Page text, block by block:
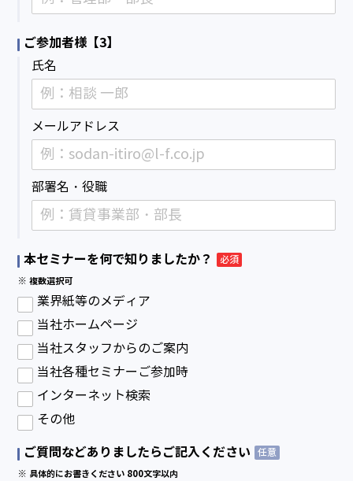
ご参加者様【3】
氏名
メールアドレス
部署名・役職
本セミナーを何で知りましたか？ 必須
※ 複数選択可
業界紙等のメディア
当社ホームページ
当社スタッフからのご案内
当社各種セミナーご参加時
インターネット検索
その他
ご質問などありましたらご記入ください 任意
※ 具体的にお書きください 800文字以内